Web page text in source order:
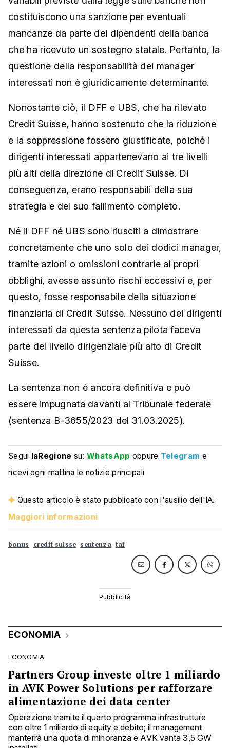
costituiscono una sanzione per eventuali
mancanze da parte dei dipendenti della banca
che ha ricevuto un sostegno statale. Pertanto, la
questione della responsabilità dei manager
interessati non è giuridicamente determinante.
Nonostante ciò, il DFF e UBS, che ha rilevato
Credit Suisse, hanno sostenuto che la riduzione
e la soppressione fossero giustificate, poiché i
dirigenti interessati appartenevano ai tre livelli
più alti della direzione di Credit Suisse. Di
conseguenza, erano responsabili della sua
strategia e del suo fallimento completo.
Né il DFF né UBS sono riusciti a dimostrare
concretamente che uno solo dei dodici manager,
tramite azioni o omissioni contrarie ai propri
obblighi, avesse assunto rischi eccessivi e, per
questo, fosse responsabile della situazione
finanziaria di Credit Suisse. Nessuno dei dirigenti
interessati da questa sentenza pilota faceva
parte del livello dirigenziale più alto di Credit
Suisse.
La sentenza non è ancora definitiva e può
essere impugnata davanti al Tribunale federale
(sentenza B-3655/2023 del 31.03.2025).
Segui laRegione su:WhatsApp oppure Telegram e
ricevi ogni mattina le notizie principali
Questo articolo è stato pubblicato con l'ausilio dell'IA.
Maggiori informazioni
bonus credit suisse sentenza taf
ECONOMIA
ECONOMIA
Partners Group investe oltre 1 miliardo
in AVK Power Solutions per rafforzare
alimentazione dei data center
Operazione tramite il quarto programma infrastrutture
con oltre 1 miliardo di equity e debito; il management
manterrà una quota di minoranza e AVK vanta 3,5 GW